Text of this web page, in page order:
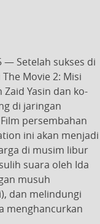
— Setelah sukses di
Movie 2: Misi
Yasin dan ko-
di jaringan
persembahan
ini akan menjadi
di musim libur
suara oleh Ida
musuh
dan melindungi
menghancurkan